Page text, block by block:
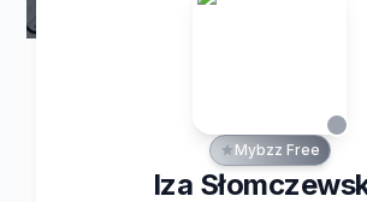
Mybzz Free
Iza